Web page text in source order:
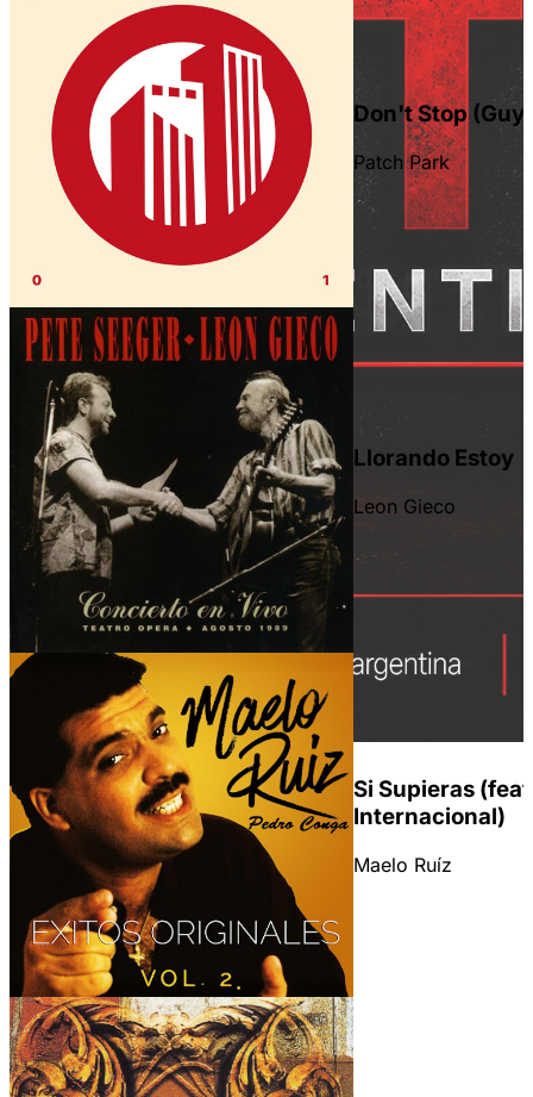
Don't Stop (Guy
Patch Park
Llorando Estoy
Leon Gieco
Si Supieras
Internacional)
Maelo Ruíz